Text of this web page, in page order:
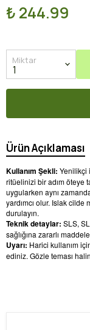
₺ 244.99
Miktar
Ürün Açıklaması
Kullanım Şekli: Yenilikçi
ritüelinizi bir adım öteye
uygularken aynı
yardımcı olur. Islak cilde
durulayın.
Teknik detaylar: SLS,
sağlığına zararlı
Uyarı: Harici kullanım
ediniz. Gözle teması